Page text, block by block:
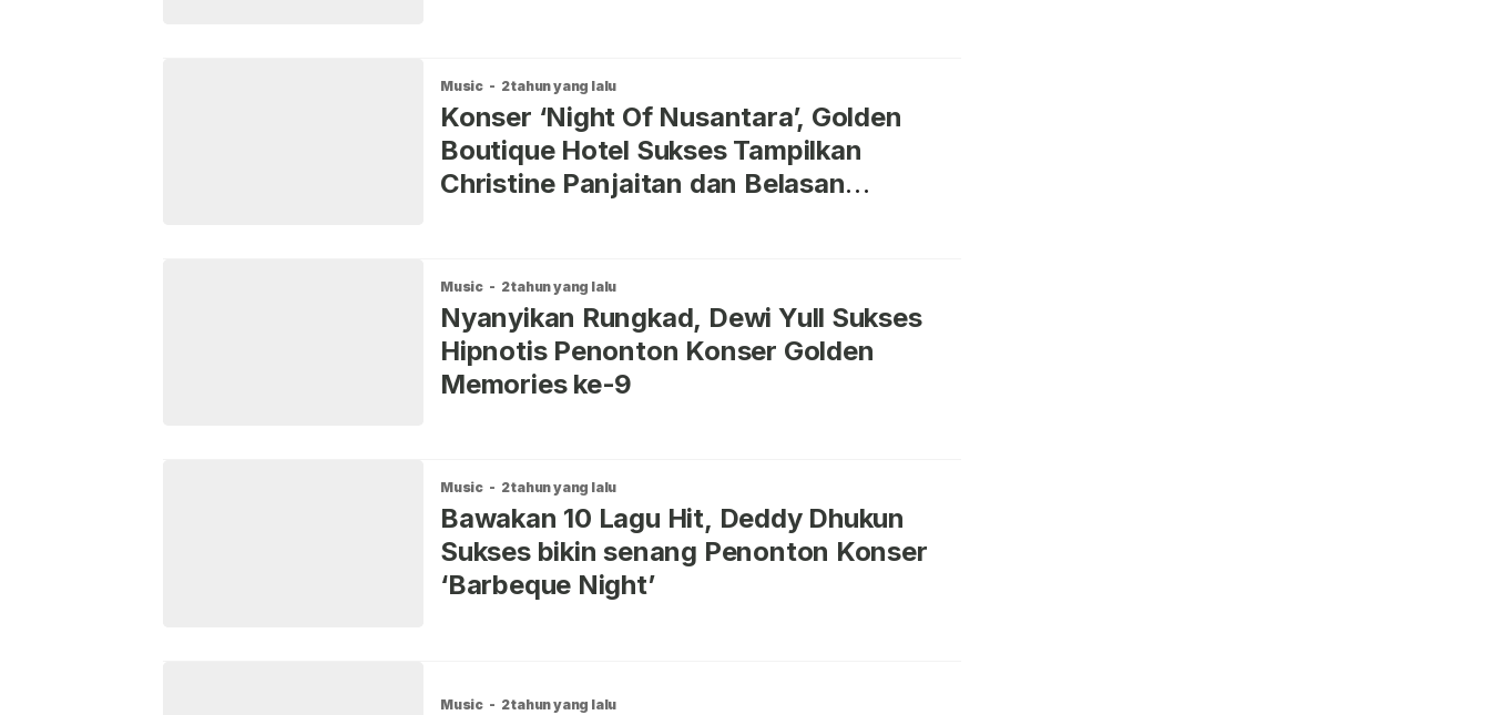
Music - 2 tahun yang lalu
Konser ‘Night Of Nusantara’, Golden
Boutique Hotel Sukses Tampilkan
Christine Panjaitan dan Belasan
Music - 2 tahun yang lalu
Nyanyikan Rungkad, Dewi Yull Sukses
Hipnotis Penonton Konser Golden
Memories ke-9
Music - 2 tahun yang lalu
Bawakan 10 Lagu Hit, Deddy Dhukun
Sukses bikin senang Penonton Konser
‘Barbeque Night’
Music - 2 tahun yang lalu